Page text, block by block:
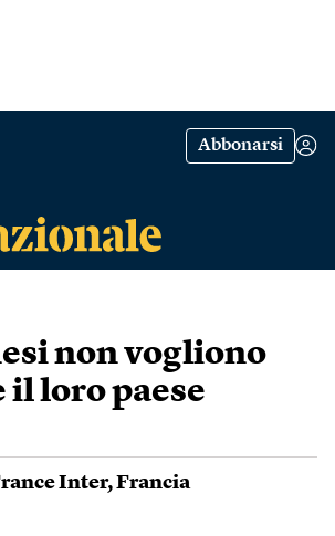
Abbonarsi
non vogliono
il loro paese
Inter,Francia